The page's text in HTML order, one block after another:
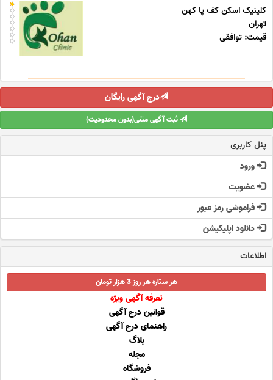
کلینیک اسکن کف پا کهن
تهران
قیمت: توافقی
درج آگهی رایگان
ثبت آگهی متنی(بدون محدودیت)
پنل کاربری
ورود
عضویت
فراموشی رمز عبور
دانلود اپلیکیشن
اطلاعات
هر ستاره هر روز 3 هزار تومان
تعرفه آگهی ویژه
قوانین درج آگهی
راهنمای درج آگهی
بلاگ
مجله
فروشگاه